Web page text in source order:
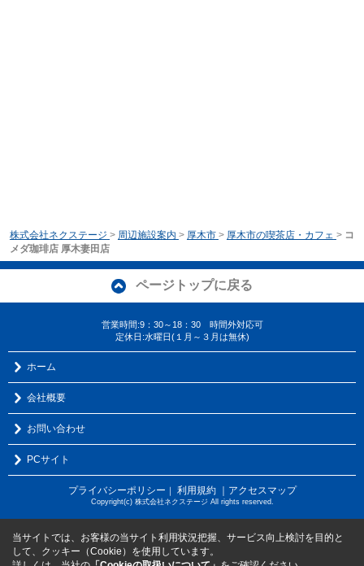
株式会社ネクステージ > 周辺施設案内 > 厚木市 > 厚木市の喫茶店・カフェ > コ
メダ珈琲店 厚木妻田店
ページトップに戻る
営業時間:9：30～18：30 時間外対応可
定休日:水曜日(１月～３月は無休)
ホーム
会社概要
お問い合わせ
PCサイト
プライバシーポリシー ｜ 利用規約 ｜アクセスマップ
Copyright(c) 株式会社ネクステージ All rights reserved.
当サイトでは、お客様の当サイト利用状況把握、サービス向上検討を目的と
して、クッキー（Cookie）を使用しています。